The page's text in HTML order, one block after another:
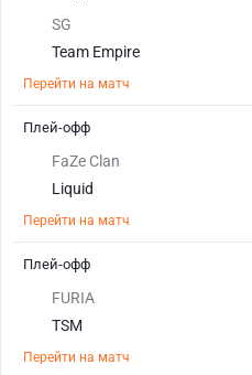
SG
Team Empire
Перейти на матч
FaZe Clan
Liquid
Перейти на матч
Плей-офф
FURIA
TSM
Перейти на матч
Плей-офф